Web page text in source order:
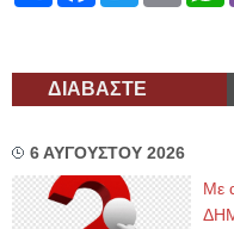
ΔΙΑΒΑΣΤΕ
6 ΑΥΓΟΥΣΤΟΥ 2026
Με